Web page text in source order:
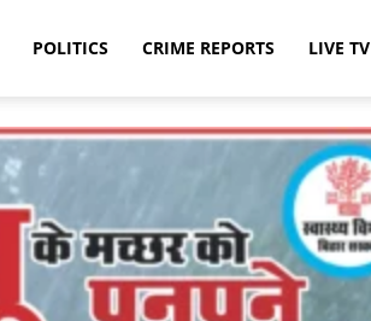
POLITICS CRIME REPORTS LIVE TV